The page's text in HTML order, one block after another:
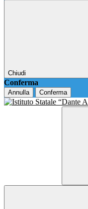
Chiudi
Conferma
Annulla Conferma